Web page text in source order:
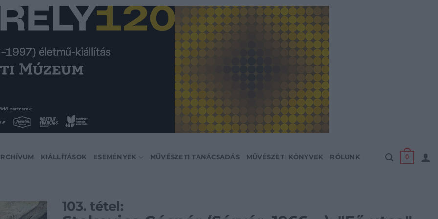
KIÁLLÍTÁSOK ESEMÉNYEK MŰVÉSZETI TANÁCSADÁS MŰVÉSZETI KÖNYVEK RÓLUNK 0
103. tétel: